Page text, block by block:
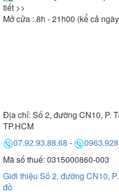
tiết >>
Mở cửa : 8h - 21h00 (kể cả
Địa chỉ: Số 2, đường CN10, P.
TP.HCM
07.92.93.88.68 -
Mã số thuế: 0315000860-003
Giới thiệu Số 2, đường CN10,
đồ